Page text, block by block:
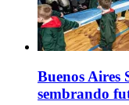
Buenos Aires
sembrando